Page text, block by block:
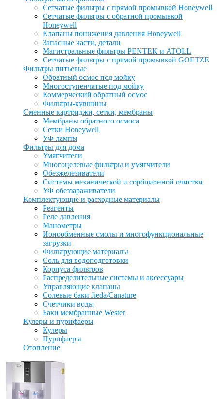
Сетчатые фильтры с прямой промывкой Honeywell
Сетчатые фильтры с обратной промывкой
Honeywell
Клапаны понижения давления Honeywell
Запасные части, детали
Магистральные фильтры PENTEK и ATOLL
Сетчатые фильтры с прямой промывкой GOETZE
Фильтры питьевые
Обратный осмос под мойку
Многоступенчатые под мойку
Коммерческий обратный осмос
Фильтры-кувшины
Сменные картриджи, сетки, мембраны
Мембраны обратного осмоса
Сетки Honeywell
УФ лампы
Фильтры для дома
Умягчители
Многоцелевые фильтры и умягчители
Обезжелезиватели
Системы механической и сорбционной очистки
УФ обеззараживатели
Комплектующие и расходные материалы
Реагенты
Реле давления
Манометры
Ионообменные смолы и многофункциональные
загрузки
Фильтрующие материалы
Соль для водоподготовки
Корпуса фильтров
Распределительные системы и аксессуары
Управляющие клапаны
Солевые баки Jieda/Canature
Счетчики воды
Баки мембранные Wester
Кулеры и пурифаеры
Кулеры
Пурифаеры
Отопление